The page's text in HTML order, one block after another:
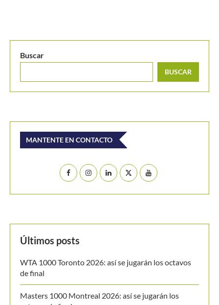
Buscar
BUSCAR
MANTENTE EN CONTACTO
Últimos posts
WTA 1000 Toronto 2026: así se jugarán los octavos
de final
Masters 1000 Montreal 2026: así se jugarán los